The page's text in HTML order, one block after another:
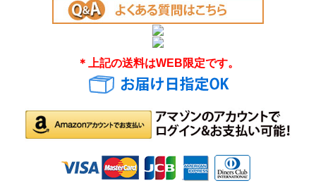
＊上記の送料はWEB限定です。